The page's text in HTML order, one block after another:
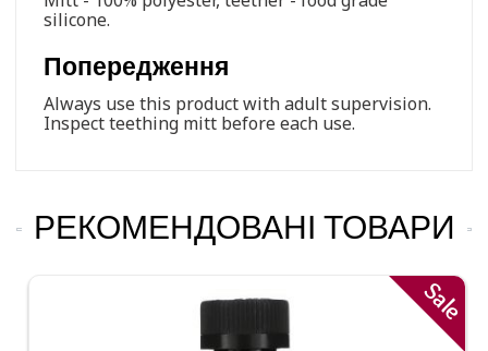
silicone.
Попередження
Always use this product with adult supervision.
Inspect teething mitt before each use.
РЕКОМЕНДОВАНІ ТОВАРИ
Sale